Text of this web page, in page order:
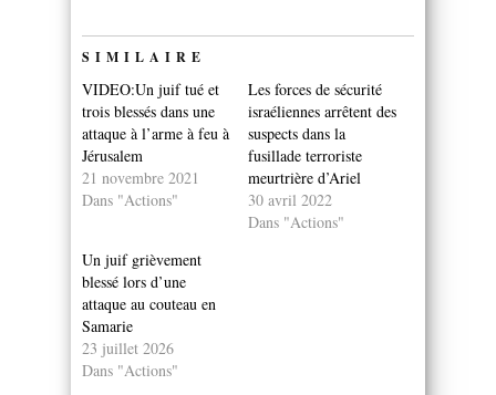
SIMILAIRE
VIDEO:Un juif tué et
trois blessés dans une
attaque à l’arme à feu à
Jérusalem
21 novembre 2021
Dans "Actions"
Les forces de sécurité
israéliennes arrêtent des
suspects dans la
fusillade terroriste
meurtrière d’Ariel
30 avril 2022
Dans "Actions"
Un juif grièvement
blessé lors d’une
attaque au couteau en
Samarie
23 juillet 2026
Dans "Actions"